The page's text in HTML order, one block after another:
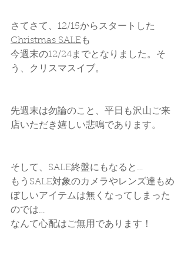
さてさて、12/15からスタートした
Christmas SALE も
今週末の12/24までとなりました。そ
う、クリスマスイブ。
先週末は勿論のこと、平日も沢山ご来
店いただき嬉しい悲鳴であります。
そして、SALE終盤にもなると…
もうSALE対象のカメラやレンズ達もめ
ぼしいアイテムは無くなってしまった
のでは…
なんて心配はご無用であります！